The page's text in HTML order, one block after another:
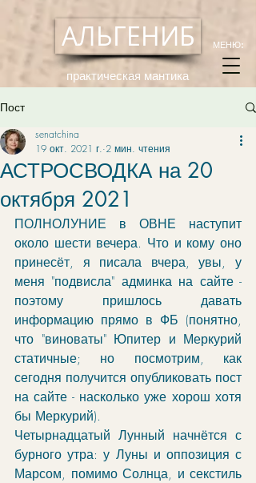
АЛЬГЕНИБ
практическая мантика
МЕНЮ:
Пост
АСТРОСВОДКА на 20
октября 2021
senatchina
19 окт. 2021 г. 2 мин. чтения
ПОЛНОЛУНИЕ в ОВНЕ наступит
около шести вечера. Что и кому оно
принесёт, я писала вчера, увы, у
меня "подвисла" админка на сайте -
поэтому пришлось давать
информацию прямо в ФБ (понятно,
что "виноваты" Юпитер и Меркурий
статичные; но посмотрим, как
сегодня получится опубликовать пост
на сайте - насколько уже хорош хотя
бы Меркурий).
Четырнадцатый Лунный начнётся с
бурного утра: у Луны и оппозиция с
Марсом, помимо Солнца, и секстиль